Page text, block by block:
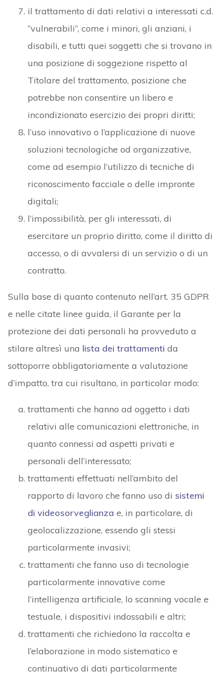
il trattamento di dati relativi a interessati c.d.
“vulnerabili”, come i minori, gli anziani, i
disabili, e tutti quei soggetti che si trovano in
una posizione di soggezione rispetto al
Titolare del trattamento, posizione che
potrebbe non consentire un libero e
incondizionato esercizio dei propri diritti;
l’uso innovativo o l’applicazione di nuove
soluzioni tecnologiche od organizzative,
come ad esempio l’utilizzo di tecniche di
riconoscimento facciale o delle impronte
digitali;
l’impossibilità, per gli interessati, di
esercitare un proprio diritto, come il diritto di
accesso, o di avvalersi di un servizio o di un
contratto.
Sulla base di quanto contenuto nell’art. 35 GDPR
e nelle citate linee guida, il Garante per la
protezione dei dati personali ha provveduto a
stilare altresì una lista dei trattamenti da
sottoporre obbligatoriamente a valutazione
d’impatto, tra cui risultano, in particolar modo:
trattamenti che hanno ad oggetto i dati
relativi alle comunicazioni elettroniche, in
quanto connessi ad aspetti privati e
personali dell’interessato;
trattamenti effettuati nell’ambito del
rapporto di lavoro che fanno uso di sistemi
di videosorveglianza e, in particolare, di
geolocalizzazione, essendo gli stessi
particolarmente invasivi;
trattamenti che fanno uso di tecnologie
particolarmente innovative come
l’intelligenza artificiale, lo scanning vocale e
testuale, i dispositivi indossabili e altri;
trattamenti che richiedono la raccolta e
l’elaborazione in modo sistematico e
continuativo di dati particolarmente